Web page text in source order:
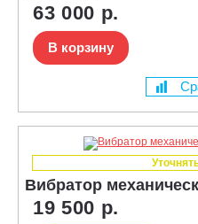
63 000 р.
В корзину
Вибратор
19 500 р.